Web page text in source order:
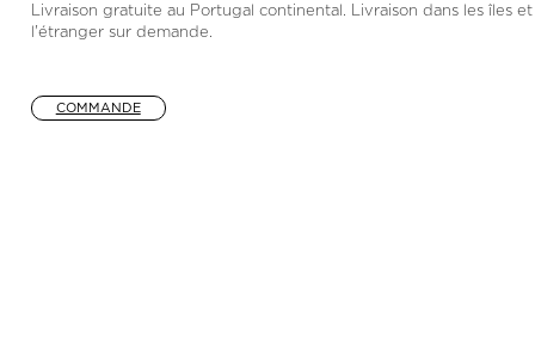
Livraison gratuite au Portugal continental. Livraison dans les îles et
l'étranger sur demande.
COMMANDE